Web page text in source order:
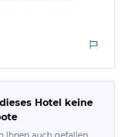
konnte
Hotel keine